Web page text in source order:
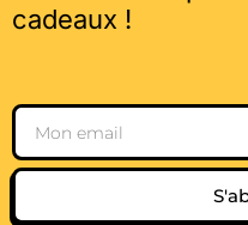
cadeaux !
Email